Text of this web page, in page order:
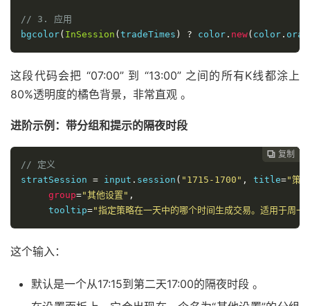
// 3. 应用
bgcolor( InSession ( tradeTimes ) ? color . new( color .
这段代码会把 “07:00” 到 “13:00” 之间的所有K线都涂上
80%透明度的橘色背景，非常直观 。
进阶示例：带分组和提示的隔夜时段
 复制
 复制
 复制
 复制
// 定义
stratSession = input . session ( "1715-1700" , title="策
group="其他设置" ,
     tooltip
="指定策略在一天中的哪个时间生成交易。适用于周一
这个输入：
默认是一个从17:15到第二天17:00的隔夜时段 。